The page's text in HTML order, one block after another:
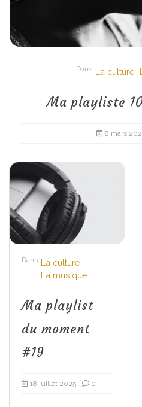
Dans La culture
Ma playliste
8 mars
Dans La culture
La musique
Ma playlist
du moment
#19
18 juillet 2025 0